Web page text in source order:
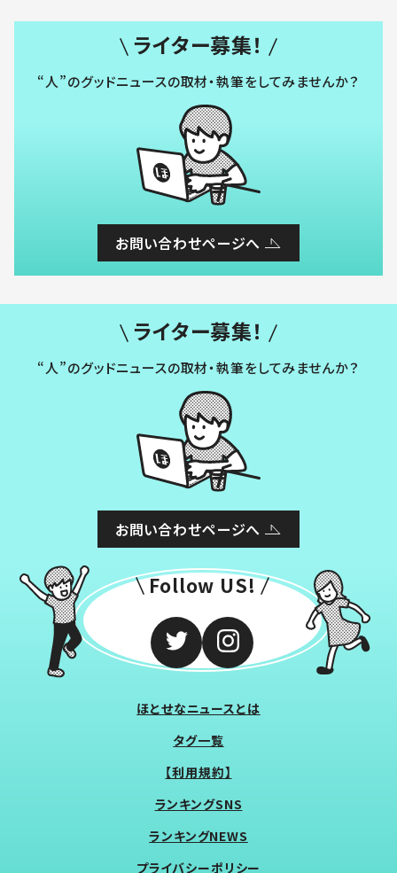
ライター募集！
“人”のグッドニュースの取材・執筆をしてみませんか？
お問い合わせページへ
ライター募集！
“人”のグッドニュースの取材・執筆をしてみませんか？
お問い合わせページへ
Follow US!
ほとせなニュースとは
タグ一覧
【利用規約】
ランキングSNS
ランキングNEWS
プライバシーポリシー